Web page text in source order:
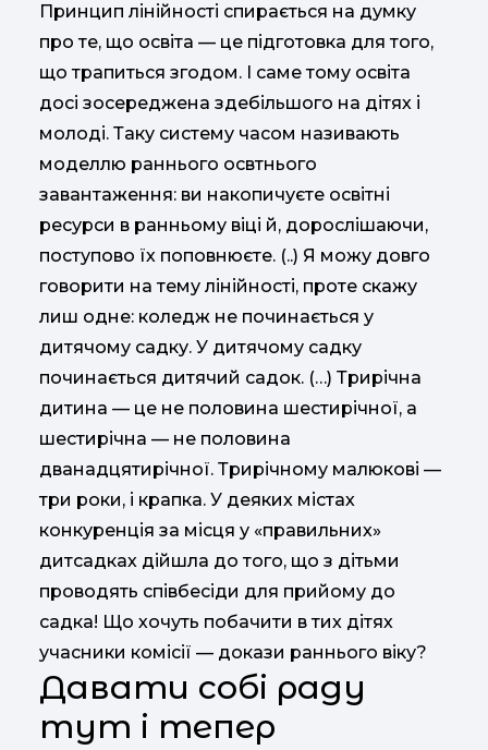
Принцип лінійності спирається на думку
про те, що освіта — це підготовка для того,
що трапиться згодом. І саме тому освіта
досі зосереджена здебільшого на дітях і
молоді. Таку систему часом називають
моделлю раннього освтнього
завантаження: ви накопичуєте освітні
ресурси в ранньому віці й, дорослішаючи,
поступово їх поповнюєте. (..) Я можу довго
говорити на тему лінійності, проте скажу
лиш одне: коледж не починається у
дитячому садку. У дитячому садку
починається дитячий садок. (…) Трирічна
дитина — це не половина шестирічної, а
шестирічна — не половина
дванадцятирічної. Трирічному малюкові —
три роки, і крапка. У деяких містах
конкуренція за місця у «правильних»
дитсадках дійшла до того, що з дітьми
проводять співбесіди для прийому до
садка! Що хочуть побачити в тих дітях
учасники комісії — докази раннього віку?
Давати собі раду
тут і тепер